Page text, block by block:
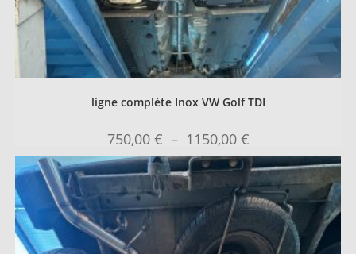
ligne complète Inox VW Golf TDI
750,00 € – 1150,00 €